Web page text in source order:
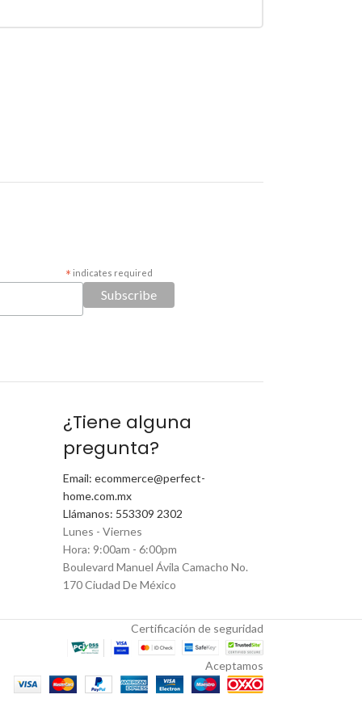
* indicates required
¿Tiene alguna
pregunta?
Email: ecommerce@perfect-
home.com.mx
Llámanos: 553309 2302
Lunes - Viernes
Hora: 9:00am - 6:00pm
Boulevard Manuel Ávila Camacho No.
170 Ciudad De México
Certificación de seguridad
Aceptamos